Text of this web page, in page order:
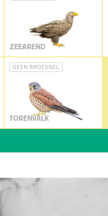
ZEEAREND
GEEN BROEDSEL
TORENVALK